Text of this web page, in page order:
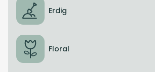
Erdig
Floral